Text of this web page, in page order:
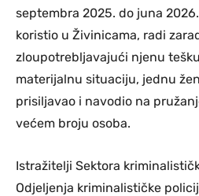
septembra 2025. do juna
koristio u Živinicama, radi
zloupotrebljavajući njenu
materijalnu situaciju, jednu
prisiljavao i navodio na
većem broju osoba.
Istražitelji Sektora
Odjeljenja kriminalističke